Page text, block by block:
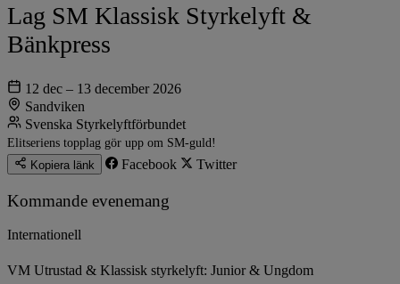
Lag SM Klassisk Styrkelyft &
Bänkpress
12 dec – 13 december 2026
Sandviken
Svenska Styrkelyftförbundet
Elitseriens topplag gör upp om SM-guld!
Kopiera länk
Facebook Twitter
Kommande evenemang
Internationell
VM Utrustad & Klassisk styrkelyft: Junior & Ungdom